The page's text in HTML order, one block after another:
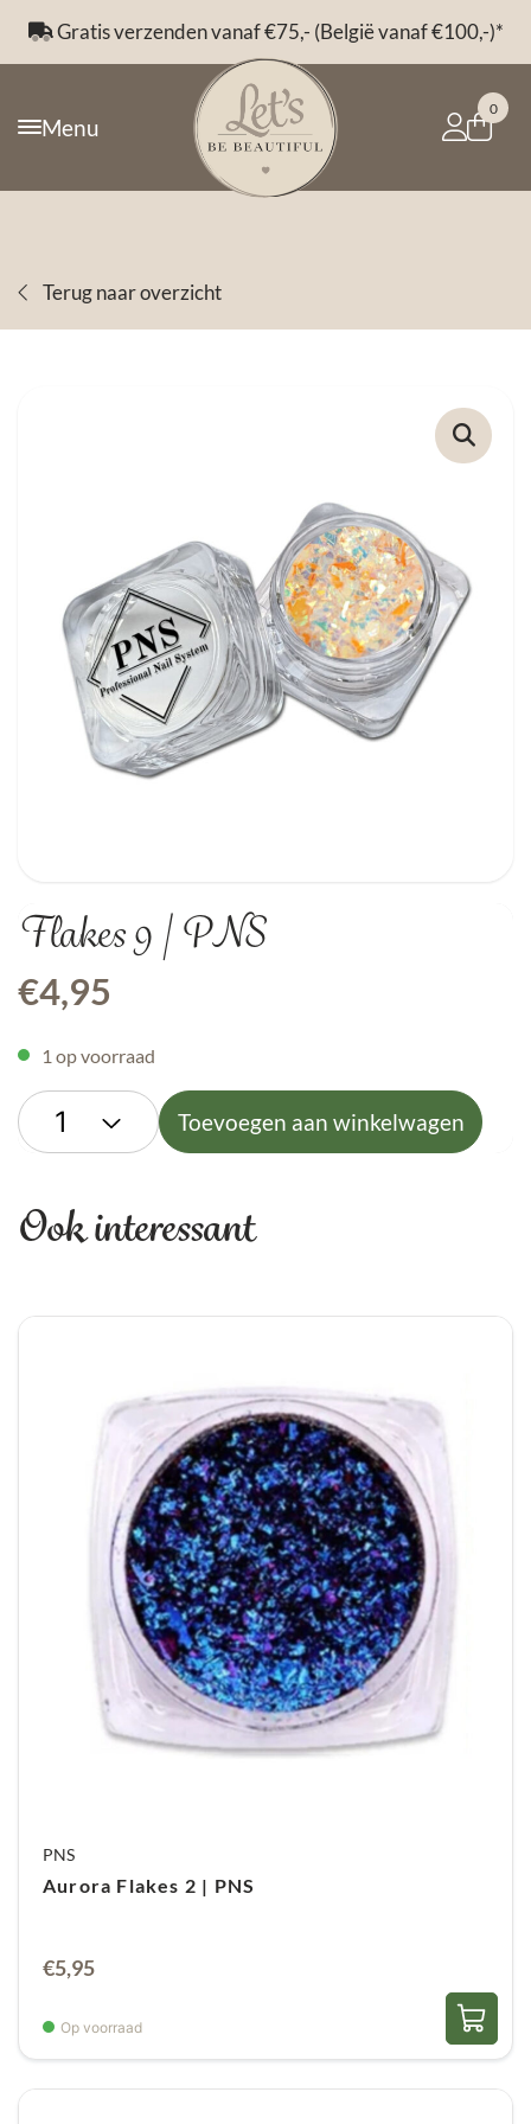
Gratis verzenden vanaf €75,- (België vanaf €100,-)*
Menu
0
Terug naar overzicht
Flakes 9 | PNS
€4,95
1 op voorraad
Toevoegen aan winkelwagen
Ook interessant
PNS
Aurora Flakes 2 | PNS
€5,95
Op voorraad